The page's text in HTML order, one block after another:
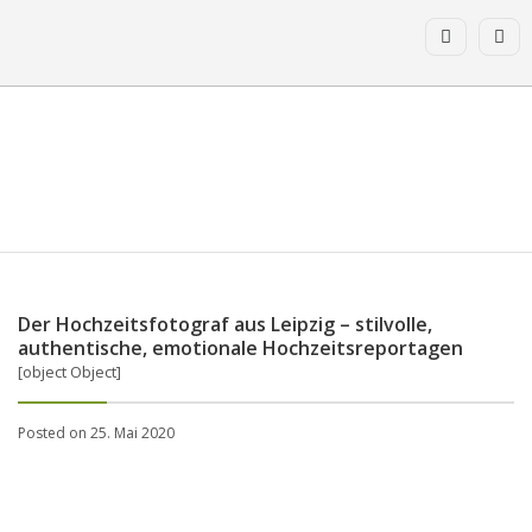
Der Hoch­zeits­foto­graf aus Leipzig – stilvolle,
authentische, emotionale Hoch­zeits­repor­tagen
[object Object]
Posted on 25. Mai 2020